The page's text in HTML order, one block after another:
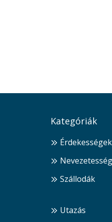
Kategóriák
Érdekességek
Szállodák
Utazás